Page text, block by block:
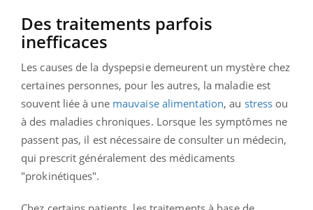
Des traitements parfois
inefficaces
Les causes de la dyspepsie demeurent un mystère chez
certaines personnes, pour les autres, la maladie est
souvent liée à une mauvaise alimentation, au stress ou
à des maladies chroniques. Lorsque les symptômes ne
passent pas, il est nécessaire de consulter un médecin,
qui prescrit généralement des médicaments
"prokinétiques".